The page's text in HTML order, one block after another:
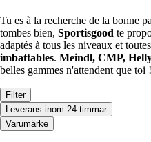
Tu es à la recherche de la bonne
tombes bien, Sportisgood te
adaptés à tous les niveaux et
imbattables. Meindl, CMP,
belles gammes n'attendent que toi !
Filter
Leverans inom 24 timmar
Varumärke